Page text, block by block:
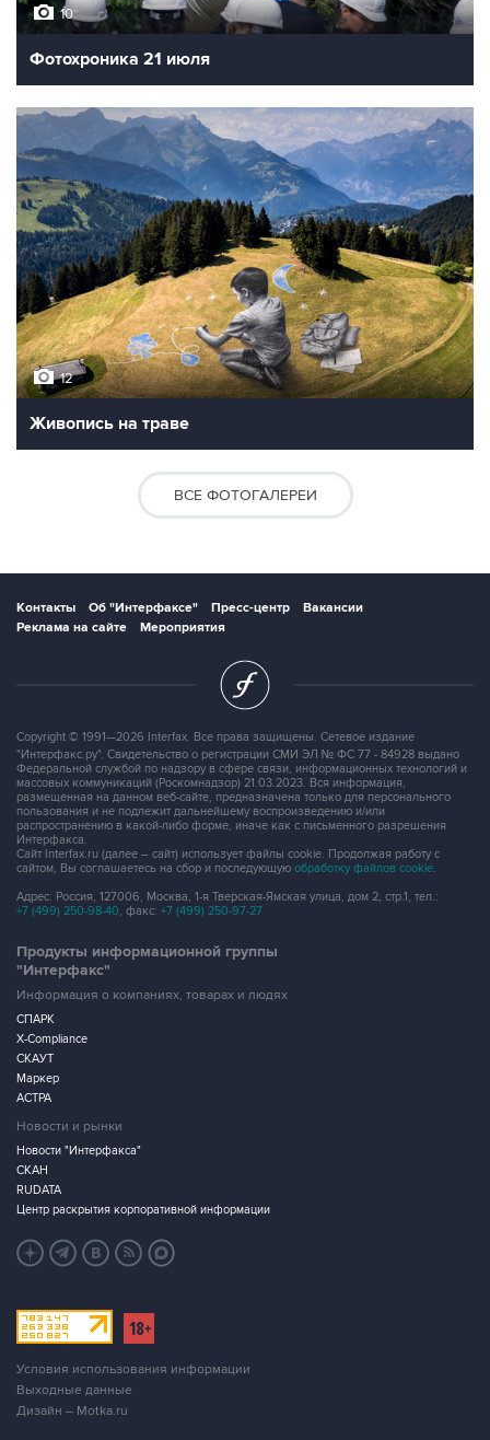
10
Фотохроника 21 июля
12
Живопись на траве
ВСЕ ФОТОГАЛЕРЕИ
Контакты Об "Интерфаксе" Пресс-центр
Вакансии
Реклама на сайте
Мероприятия
Copyright © 1991—2026 Interfax. Все права защищены. Сетевое издание
"Интерфакс.ру". Свидетельство о регистрации СМИ ЭЛ № ФС 77 - 84928 выдано
Федеральной службой по надзору в сфере связи, информационных технологий и
массовых коммуникаций (Роскомнадзор) 21.03.2023. Вся информация,
размещенная на данном веб-сайте, предназначена только для персонального
пользования и не подлежит дальнейшему воспроизведению и/или
распространению в какой-либо форме, иначе как с письменного разрешения
Интерфакса.
Сайт Interfax.ru (далее – сайт) использует файлы cookie. Продолжая работу с
сайтом, Вы соглашаетесь на сбор и последующую обработку файлов cookie.
Адрес: Россия, 127006, Москва, 1-я Тверская-Ямская улица, дом 2, стр.1, тел.:
+7 (499) 250-98-40, факс: +7 (499) 250-97-27
Продукты информационной группы
"Интерфакс"
Информация о компаниях, товарах и людях
СПАРК
X-Compliance
СКАУТ
Маркер
АСТРА
Новости и рынки
Новости "Интерфакса"
СКАН
RUDATA
Центр раскрытия корпоративной информации
Условия использования информации
Выходные данные
Дизайн – Motka.ru